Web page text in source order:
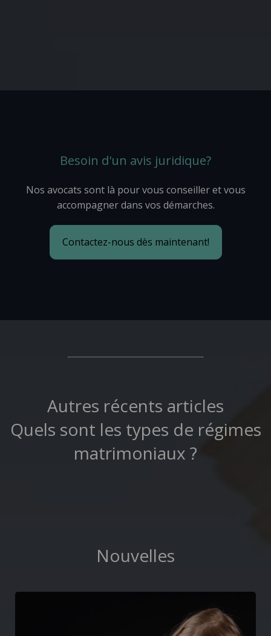
Besoin d'un avis juridique?
Nos avocats sont là pour vous conseiller et vous
accompagner dans vos démarches.
Contactez-nous dès maintenant!
Autres récents articles
Quels sont les types de régimes
matrimoniaux ?
Nouvelles